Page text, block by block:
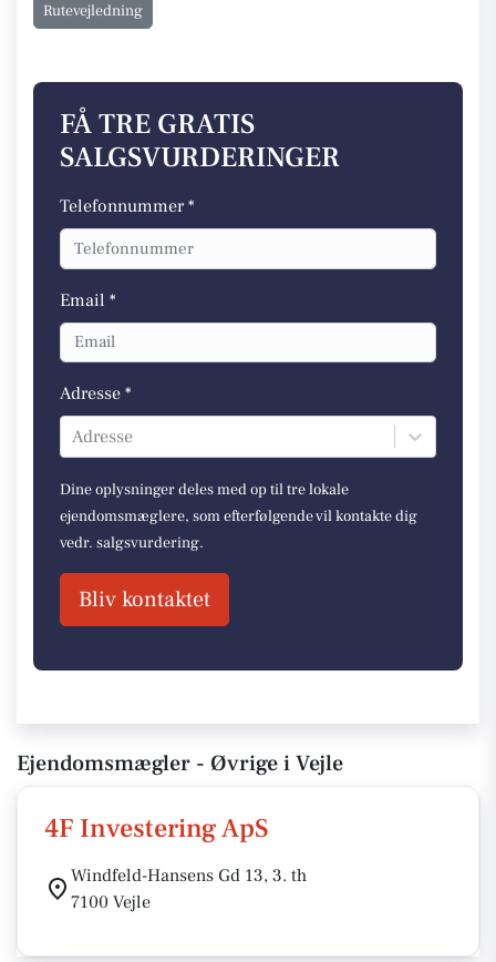
Rutevejledning
FÅ TRE GRATIS
SALGSVURDERINGER
Telefonnummer *
Email *
Adresse *
Adresse
Dine oplysninger deles med op til tre lokale
ejendomsmæglere, som efterfølgende vil kontakte dig
vedr. salgsvurdering.
Bliv kontaktet
Ejendomsmægler - Øvrige i Vejle
4F Investering ApS
Windfeld-Hansens Gd 13, 3. th
7100 Vejle